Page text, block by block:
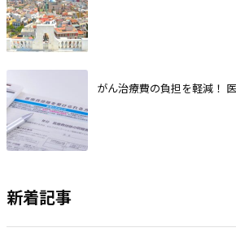
がん治療費の負担を軽減！
新着記事